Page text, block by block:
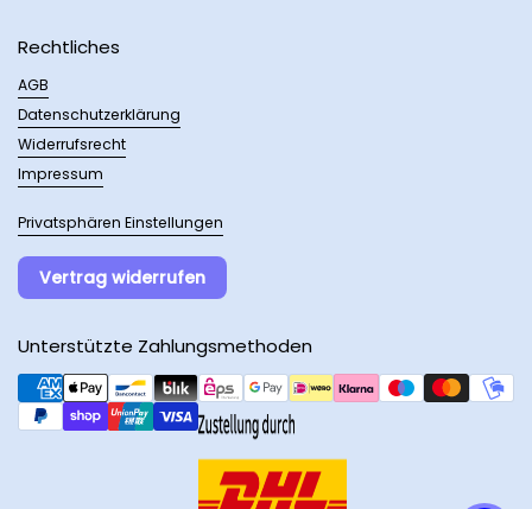
Rechtliches
AGB
Datenschutzerklärung
Widerrufsrecht
Impressum
Privatsphären Einstellungen
Vertrag widerrufen
Unterstützte Zahlungsmethoden